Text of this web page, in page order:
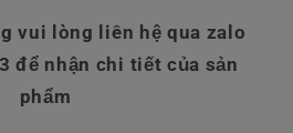
vui lòng liên hệ qua zalo
để nhận chi tiết của sản
phẩm